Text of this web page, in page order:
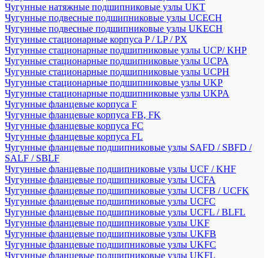
Чугунные натяжные подшипниковые узлы UKT
Чугунные подвесные подшипниковые узлы UCECH
Чугунные подвесные подшипниковые узлы UKECH
Чугунные стационарные корпуса P / LP / PX
Чугунные стационарные подшипниковые узлы UCP/ KHP
Чугунные стационарные подшипниковые узлы UCPA
Чугунные стационарные подшипниковые узлы UCPH
Чугунные стационарные подшипниковые узлы UKP
Чугунные стационарные подшипниковые узлы UKPA
Чугунные фланцевые корпуса F
Чугунные фланцевые корпуса FB, FK
Чугунные фланцевые корпуса FC
Чугунные фланцевые корпуса FL
Чугунные фланцевые подшипниковые узлы SAFD / SBFD /
SALF / SBLF
Чугунные фланцевые подшипниковые узлы UCF / KHF
Чугунные фланцевые подшипниковые узлы UCFA
Чугунные фланцевые подшипниковые узлы UCFB / UCFK
Чугунные фланцевые подшипниковые узлы UCFC
Чугунные фланцевые подшипниковые узлы UCFL / BLFL
Чугунные фланцевые подшипниковые узлы UKF
Чугунные фланцевые подшипниковые узлы UKFB
Чугунные фланцевые подшипниковые узлы UKFC
Чугунные фланцевые подшипниковые узлы UKFL